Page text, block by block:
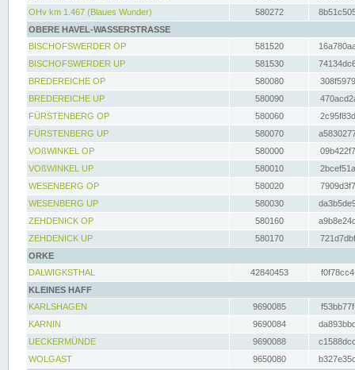
OHv km 1.467 (Blaues Wunder)
580272
OBERE HAVEL-WASSERSTRASSE
BISCHOFSWERDER OP
581520
BISCHOFSWERDER UP
581530
BREDEREICHE OP
580080
BREDEREICHE UP
580090
FÜRSTENBERG OP
580060
FÜRSTENBERG UP
580070
VOßWINKEL OP
580000
VOßWINKEL UP
580010
WESENBERG OP
580020
WESENBERG UP
580030
ZEHDENICK OP
580160
ZEHDENICK UP
580170
ORKE
DALWIGKSTHAL
42840453
KLEINES HAFF
KARLSHAGEN
9690085
KARNIN
9690084
UECKERMÜNDE
9690088
WOLGAST
9650080